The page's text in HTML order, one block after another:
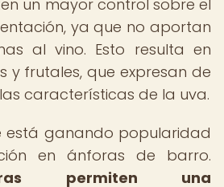
un mayor control sobre el
ya que no aportan
al vino. Esto resulta en
y frutales, que expresan de
características de la uva.
está ganando popularidad
en ánforas de barro.
permiten una